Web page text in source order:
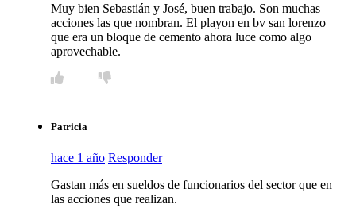
Muy bien Sebastián y José, buen trabajo. Son muchas
acciones las que nombran. El playon en bv san lorenzo
que era un bloque de cemento ahora luce como algo
aprovechable.
Patricia
hace 1 año Responder
Gastan más en sueldos de funcionarios del sector que en
las acciones que realizan.